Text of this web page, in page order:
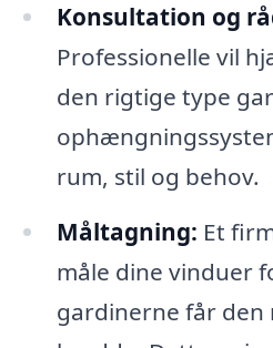
Konsultation og
Professionelle vil
den rigtige type
rum, stil og behov.
Måltagning: Et
måle dine vinduer
gardinerne får